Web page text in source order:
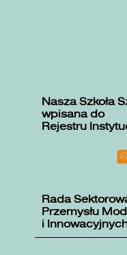
Nasza Szkoła
wpisana do
Rejestru
Rada
Przemysłu
i